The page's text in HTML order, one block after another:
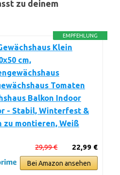
zu deinem
EMPFEHLUNG
Klein
cm,
Tomaten
Balkon Indoor
- Stabil, Winterfest &
zu montieren, Weiß
22,99 €
29,99 €
Bei Amazon ansehen